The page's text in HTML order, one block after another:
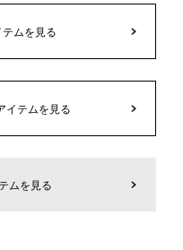
ムを見る
イテムを見る
ムを見る